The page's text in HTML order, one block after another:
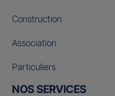
Construction
Association
Particuliers
NOS SERVICES